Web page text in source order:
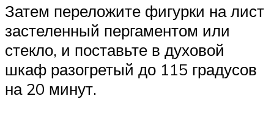
Затем переложите фигурки на лист
застеленный пергаментом или
стекло, и поставьте в духовой
шкаф разогретый до 115 градусов
на 20 минут.